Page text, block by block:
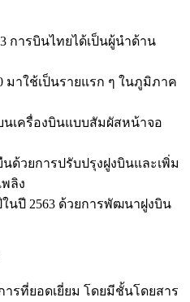
การบินไทยได้เป็นผู้นำด้าน
มาใช้เป็นรายแรก ๆ ในภูมิภาค
นเครื่องบินแบบสัมผัสหน้าจอ
นด้วยการปรับปรุงฝูงบินและเพิ่ม
ลิง
นปี 2563 ด้วยการพัฒนาฝูงบิน
รที่ยอดเยี่ยม โดยมีชั้นโดยสาร